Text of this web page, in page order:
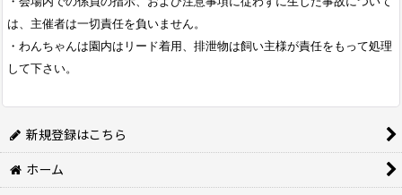
は、主催者は一切責任を負いません。
・わんちゃんは園内はリード着用、排泄物は飼い主様が責任をもって処理
して下さい。
新規登録はこちら
ホーム